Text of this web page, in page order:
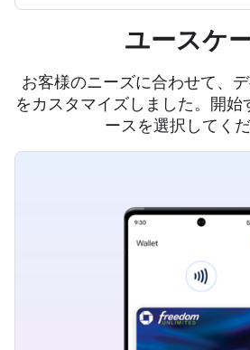
ユースケ
お客様のニーズに合わせて、
をカスタマイズしました。開始
ースを選択してくだ